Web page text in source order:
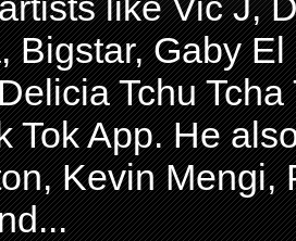
Bigstar, Gaby
Tchu
Tok App. He
Kevin Mengi,